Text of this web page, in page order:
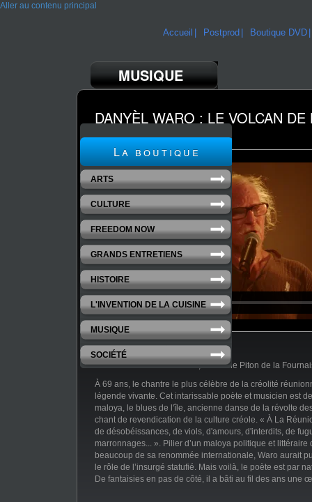
Aller au contenu principal
Accueil Postprod Boutique DVD
MUSIQUE
DANYÈL WARO : LE VOLCAN
Réalisation Guillaume Dero
La Réunion a deux volcans, dit-on : le Piton de la
À 69 ans, le chantre le plus célèbre de la créolité
légende vivante. Cet intarissable poète et musicien est
maloya, le blues de l'île, ancienne danse de la révolte
chant de revendication de la culture créole. « À La
de désobéissances, de viols, d'amours, d'interdits, de
marronnages... ». Pilier d’un maloya politique et littéraire
beaucoup de sa renommée internationale, Waro aurait
le rôle de l’insurgé statufié. Mais voilà, le poète est par
De fantaisies en pas de côté, il a bâti au fil des ans une
La boutique
ARTS
CULTURE
FREEDOM NOW
GRANDS ENTRETIENS
HISTOIRE
L'INVENTION DE LA CUISINE
MUSIQUE
SOCIÉTÉ